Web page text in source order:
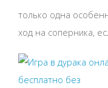
только одна
ход на соперника,